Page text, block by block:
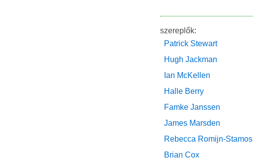
szereplők:
Patrick Stewart
Hugh Jackman
Ian McKellen
Halle Berry
Famke Janssen
James Marsden
Rebecca Romijn-Stamos
Brian Cox